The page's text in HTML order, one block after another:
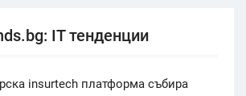
IT тенденции
insurtech платформа събира